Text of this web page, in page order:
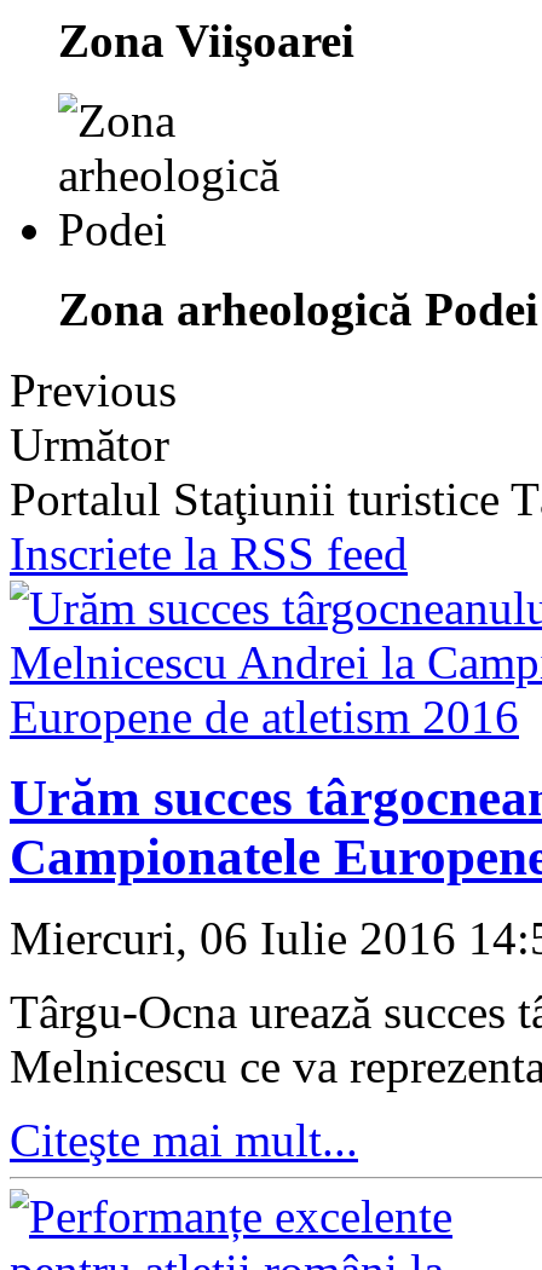
Zona Viişoarei
Zona arheologică Podei
Previous
Următor
Portalul Staţiunii turistice
Inscriete la RSS feed
Urăm succes
Campionatele
Miercuri, 06 Iulie 2016
Târgu-Ocna urează
Melnicescu ce va
Citeşte mai mult...